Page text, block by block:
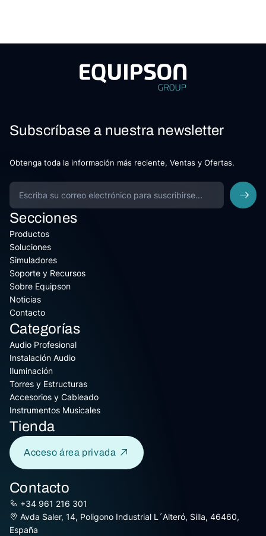
Subscríbase a nuestra newsletter
Obtenga toda la información más reciente, Ventas y Ofertas.
Secciones
Productos
Soluciones
Simuladores
Soporte y Recursos
Sobre Equipson
Noticias
Contacto
Categorías
Audio Profesional
Instalación Audio
Iluminación
Torres y Estructuras
Accesorios y Cableado
Instrumentos Musicales
Tienda
Acceso área privada
Contacto
+34 961 216 301
Avda Saler, 14, Poligono Industrial L´Alteró, Silla, 46460,
España